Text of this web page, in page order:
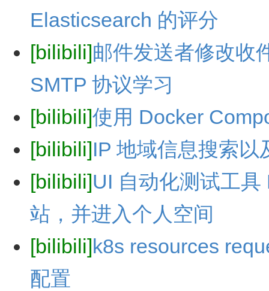
Elasticsearch 的评分
[bilibili]邮件发送者修改收
SMTP 协议学习
[bilibili]使用 Docker
[bilibili]IP 地域信息搜索
[bilibili]UI 自动化测试工
站，并进入个人空间
[bilibili] k8s resources
配置